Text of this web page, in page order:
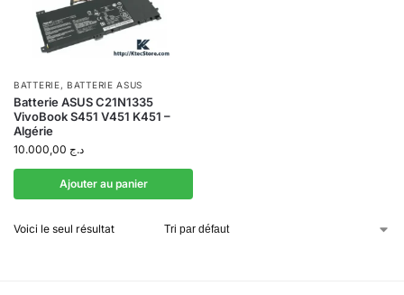
BATTERIE, BATTERIE ASUS
Batterie ASUS C21N1335
VivoBook S451 V451 K451 –
Algérie
د.ج
Ajouter au panier
Voici le seul résultat